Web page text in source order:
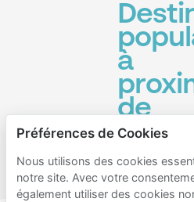
à
de
Préférences de Cookies
Nous utilisons des cookies
notre site. Avec votre
également utiliser des cookies